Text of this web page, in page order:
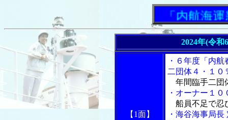
「内航海運新
2024年(令
【1面】
・６年度「内
二団体４・１０
年間臨手二団
・オーナー１
船員不足で忍
・海谷海事局